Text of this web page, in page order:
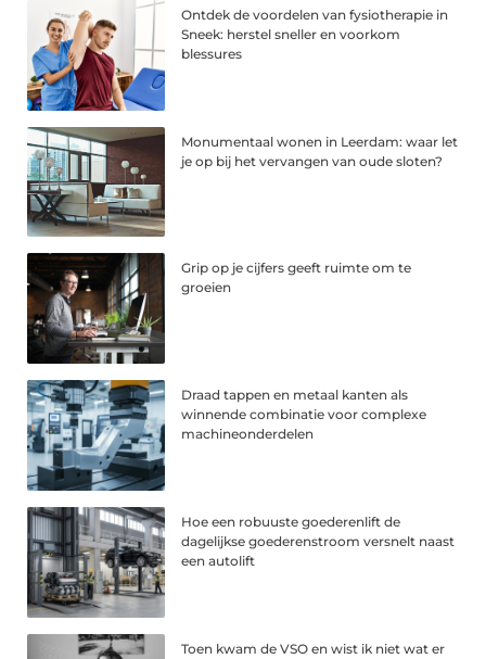
Ontdek de voordelen van fysiotherapie in
Sneek: herstel sneller en voorkom
blessures
Monumentaal wonen in Leerdam: waar let
je op bij het vervangen van oude sloten?
Grip op je cijfers geeft ruimte om te
groeien
Draad tappen en metaal kanten als
winnende combinatie voor complexe
machineonderdelen
Hoe een robuuste goederenlift de
dagelijkse goederenstroom versnelt naast
een autolift
Toen kwam de VSO en wist ik niet wat er